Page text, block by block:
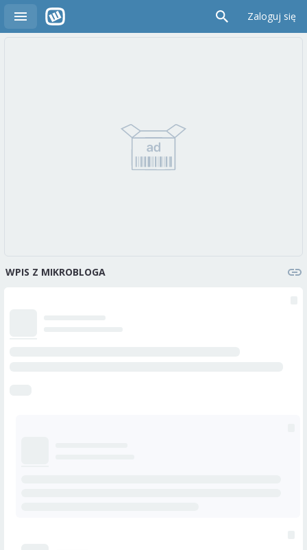
Zaloguj się
WPIS Z MIKROBLOGA